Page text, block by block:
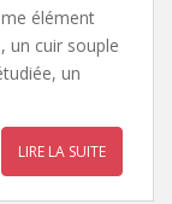
élément
un cuir souple
un
LIRE LA SUITE